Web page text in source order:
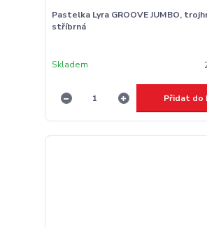
Pastelka Lyra GROOVE JUMBO,
stříbrná
Skladem
Přidat do